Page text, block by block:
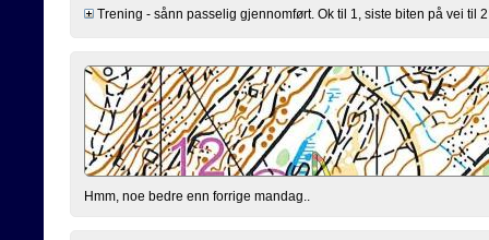
Trening - sånn passelig gjennomført. Ok til 1, siste biten på vei til
Hmm, noe bedre enn forrige mandag..